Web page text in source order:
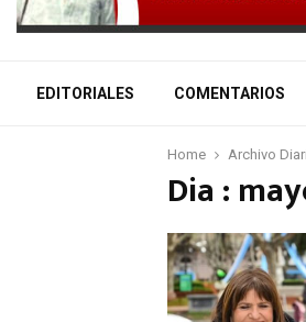
EDITORIALES COMENTARIOS
Home Archivo
Dia :